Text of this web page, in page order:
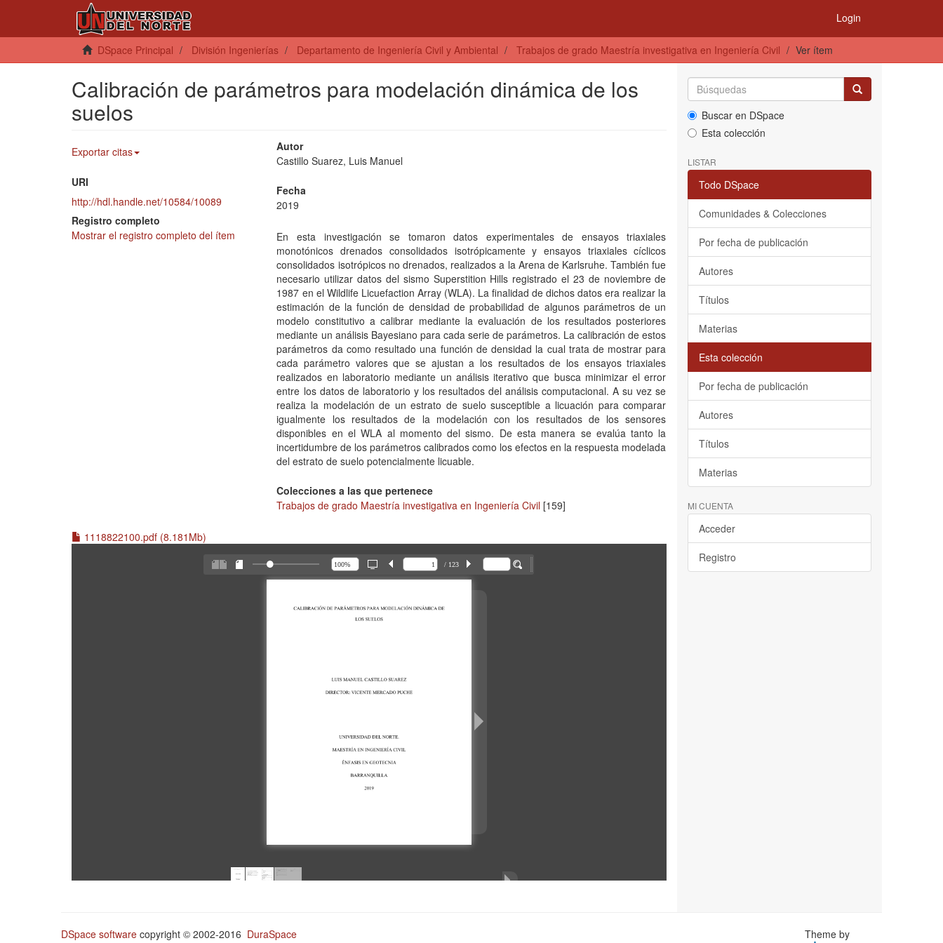
Login
DSpace Principal División Ingenierías Departamento de Ingeniería Civil y Ambiental Trabajos de grado Maestría investigativa en Ingeniería Civil Ver ítem
Calibración de parámetros para modelación dinámica de los
suelos
Exportar citas
URI
http://hdl.handle.net/10584/10089
Registro completo
Mostrar el registro completo del ítem
Autor
Castillo Suarez, Luis Manuel
Fecha
2019
En esta investigación se tomaron datos experimentales de ensayos triaxiales
monotónicos drenados consolidados isotrópicamente y ensayos triaxiales cíclicos
consolidados isotrópicos no drenados, realizados a la Arena de Karlsruhe. También fue
necesario utilizar datos del sismo Superstition Hills registrado el 23 de noviembre de
1987 en el Wildlife Licuefaction Array (WLA). La finalidad de dichos datos era realizar la
estimación de la función de densidad de probabilidad de algunos parámetros de un
modelo constitutivo a calibrar mediante la evaluación de los resultados posteriores
mediante un análisis Bayesiano para cada serie de parámetros. La calibración de estos
parámetros da como resultado una función de densidad la cual trata de mostrar para
cada parámetro valores que se ajustan a los resultados de los ensayos triaxiales
realizados en laboratorio mediante un análisis iterativo que busca minimizar el error
entre los datos de laboratorio y los resultados del análisis computacional. A su vez se
realiza la modelación de un estrato de suelo susceptible a licuación para comparar
igualmente los resultados de la modelación con los resultados de los sensores
disponibles en el WLA al momento del sismo. De esta manera se evalúa tanto la
incertidumbre de los parámetros calibrados como los efectos en la respuesta modelada
del estrato de suelo potencialmente licuable.
Colecciones a las que pertenece
Trabajos de grado Maestría investigativa en Ingeniería Civil [159]
1118822100.pdf (8.181Mb)
/ 123
Buscar en DSpace
Esta colección
LISTAR
Todo DSpace
Comunidades & Colecciones
Por fecha de publicación
Autores
Títulos
Materias
Esta colección
Por fecha de publicación
Autores
Títulos
Materias
MI CUENTA
Acceder
Registro
DSpace software copyright © 2002-2016 DuraSpace
Theme by